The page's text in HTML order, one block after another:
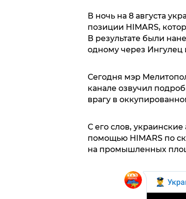
В ночь на 8 августа
позиции HIMARS,
В результате были
одному через Ингулец
Сегодня мэр
канале озвучил
врагу в
С его слов,
помощью HIMARS по
на промышленных